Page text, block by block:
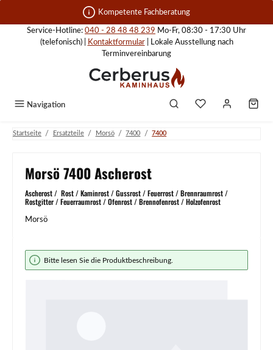
Zum Hauptinhalt springen Kompetente Fachberatung
Service-Hotline: 040 - 28 48 48 239 Mo-Fr, 08:30 - 17:30 Uhr
(telefonisch) |
Kontaktformular| Lokale Ausstellung nach
Terminvereinbarung
Navigation
Startseite / Ersatzteile / Morsö / 7400 / 7400
Morsö 7400 Ascherost
Ascherost / Rost / Kaminrost / Gussrost / Feuerrost / Brennraumrost /
Rostgitter / Feuerraumrost / Ofenrost / Brennofenrost / Holzofenrost
Morsö
Bildergalerie überspringen
Bitte lesen Sie die Produktbeschreibung.